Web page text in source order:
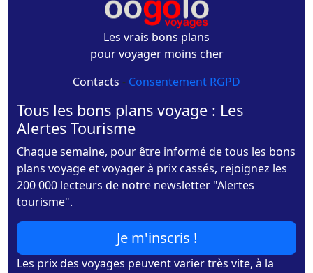
Les vrais bons plans
pour voyager moins cher
Contacts - Consentement RGPD
Tous les bons plans voyage : Les
Alertes Tourisme
Chaque semaine, pour être informé de tous les bons
plans voyage et voyager à prix cassés, rejoignez les
200 000 lecteurs de notre newsletter "Alertes
tourisme".
Je m'inscris !
Les prix des voyages peuvent varier très vite, à la